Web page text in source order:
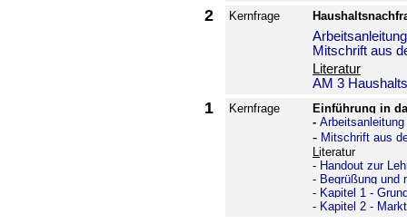
2 Kernfrage
Mitschrift aus
Literatur
AM 3
1 Kernfrage
Einführung in
-
- Mitschrift aus
Literatur
- Handout zur
- Begrüßung und
- Kapitel 1 -
- Kapitel 2 -